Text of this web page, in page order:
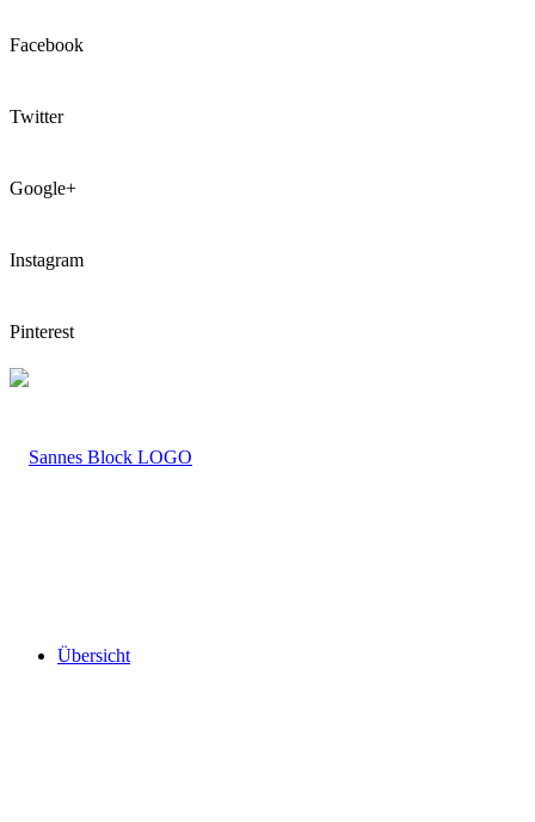
Facebook
Twitter
Google+
Instagram
Pinterest
LOGO
Übersicht